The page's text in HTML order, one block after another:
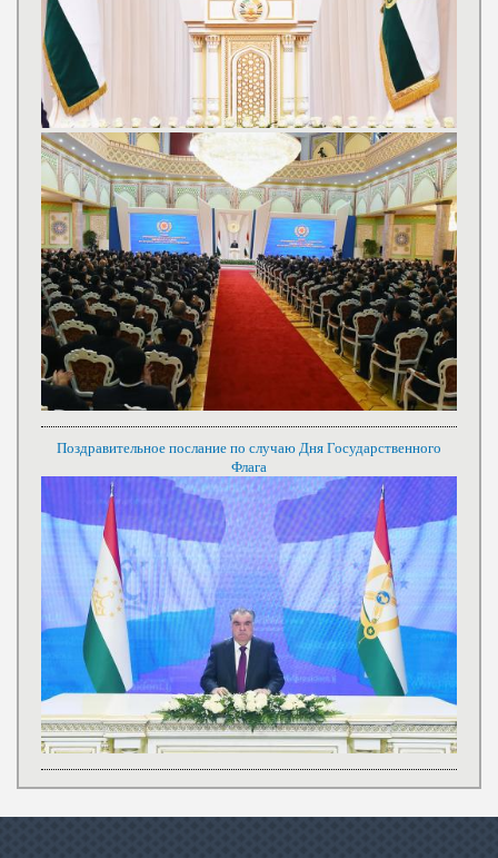
Поздравительное послание по случаю Дня Государственного
Флага